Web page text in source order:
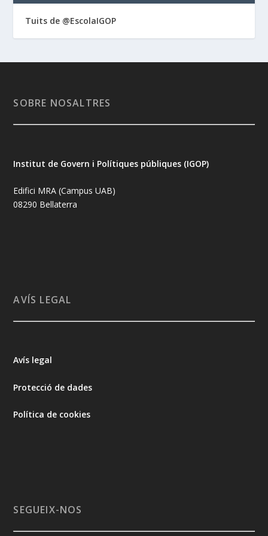
Tuits de @EscolaIGOP
SOBRE NOSALTRES
Institut de Govern i Polítiques públiques (IGOP)
Edifici MRA (Campus UAB)
08290 Bellaterra
AVÍS LEGAL
Avís legal
Protecció de dades
Política de cookies
SEGUEIX-NOS